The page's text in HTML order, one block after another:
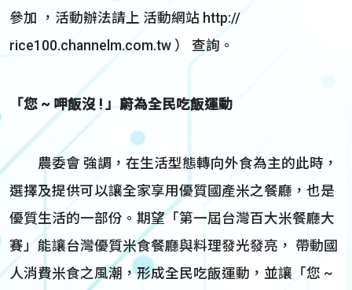
參加 ，活動辦法請上 活動網站 http://
rice100.channelm.com.tw ） 查詢。
「您 ~ 呷飯沒 ! 」蔚為全民吃飯運動
農委會 強調，在生活型態轉向外食為主的此時，
選擇及提供可以讓全家享用優質國產米之餐廳，也是
優質生活的一部份。期望「第一屆台灣百大米餐廳大
賽」能讓台灣優質米食餐廳與料理發光發亮， 帶動國
人消費米食之風潮，形成全民吃飯運動，並讓「您 ~